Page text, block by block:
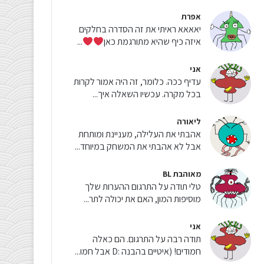
אפרת
יאאאא ראיתי את זה הסדרה בחלקים
איזה כיף שהיא מתורגמת כאן
...
אני
עדיף ככה. כלומר, זה היה אמור לקרות
בכל מקרה. עכשיו השאלה איך...
ליאורה
אהבתי את העלילה, מעניינת ומותחת
אבל לא אהבתי את המשחק במיוחד...
מאוהבת BL
טלי תודה על התרגום ההערות שלך
מוסיפות המון, האם את יכולה לתר...
אני
תודה רבה על התרגום. הם כאלה
חמודים! (איטיים בהבנה :D אבל חמו...